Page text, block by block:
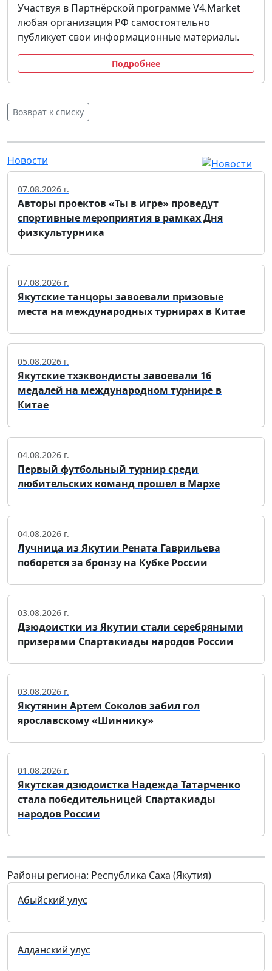
Участвуя в Партнёрской программе V4.Market
любая организация РФ самостоятельно
публикует свои информационные материалы.
Подробнее
Возврат к списку
Новости
07.08.2026 г.
Авторы проектов «Ты в игре» проведут
спортивные мероприятия в рамках Дня
физкультурника
07.08.2026 г.
Якутские танцоры завоевали призовые
места на международных турнирах в Китае
05.08.2026 г.
Якутские тхэквондисты завоевали 16
медалей на международном турнире в
Китае
04.08.2026 г.
Первый футбольный турнир среди
любительских команд прошел в Мархе
04.08.2026 г.
Лучница из Якутии Рената Гаврильева
поборется за бронзу на Кубке России
03.08.2026 г.
Дзюдоистки из Якутии стали серебряными
призерами Спартакиады народов России
03.08.2026 г.
Якутянин Артем Соколов забил гол
ярославскому «Шиннику»
01.08.2026 г.
Якутская дзюдоистка Надежда Татарченко
стала победительницей Спартакиады
народов России
Районы региона: Республика Саха (Якутия)
Абыйский улус
Алданский улус